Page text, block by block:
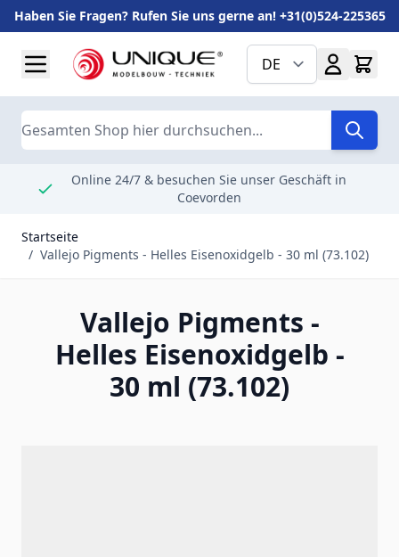
Haben Sie Fragen? Rufen Sie uns gerne an! +31(0)524-225365
DE
Suche
Online 24/7 & besuchen Sie unser Geschäft in
Coevorden
Startseite
/ Vallejo Pigments - Helles Eisenoxidgelb - 30 ml (73.102)
Vallejo Pigments -
Helles Eisenoxidgelb -
30 ml (73.102)